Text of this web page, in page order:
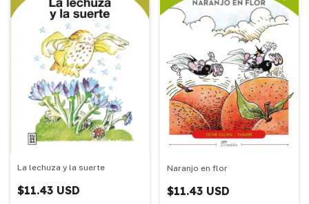
La lechuza y la suerte
$11.43 USD
Naranjo en flor
$11.43 USD